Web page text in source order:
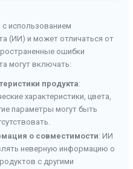
использованием
(ИИ) и может отличаться от
ошибки
могут включать:
продукта:
характеристики, цвета,
параметры могут быть
о совместимости: ИИ
неверную информацию о
с другими